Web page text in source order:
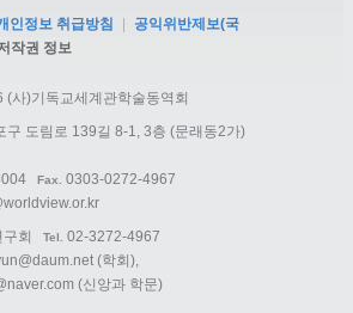
인정보 취급방침
공익위반제보(국
작권 정보
(사)기독교세계관학술동역회
구 도림로 139길 8-1, 3층 (문래동2가)
Fax. 0303-0272-4967
회
Tel. 02-3272-4967
(학회),
(신앙과 학문)